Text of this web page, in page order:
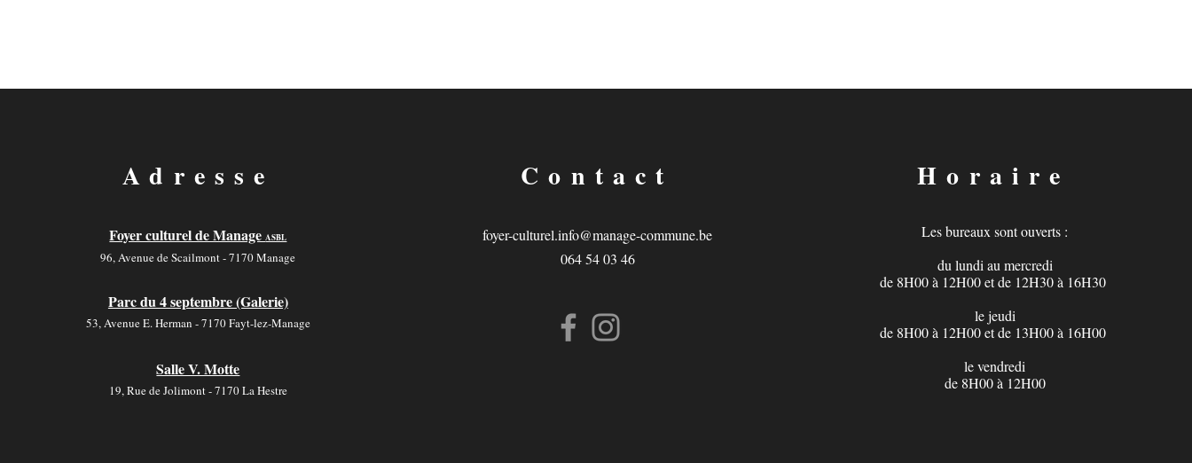
Adresse
Foyer culturel de ManageASBL
96, Avenue de Scailmont - 7170 Manage
Parc du 4 septembre (Galerie)
53, Avenue E. Herman - 7170 Fayt-lez-Manage
Salle V. Motte
19, Rue de Jolimont - 7170 La Hestre
Contact
foyer-culturel.info@manage-commune.be
064 54 03 46
Horaire
Les bureaux sont ouverts :
du lundi au mercredi
de 8H00 à 12H00 et de 12H30 à 16H30
le jeudi
de 8H00 à 12H00 et de 13H00 à 16H00​
le vendredi
de 8H00 à 12H00